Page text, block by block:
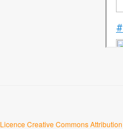
Licence Creative Commons